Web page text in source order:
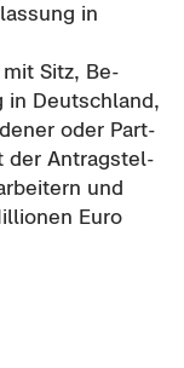
in
mit Sitz, Be­
in Deutsch­land,
oder Part­
der An­trag­stel­
und
Euro